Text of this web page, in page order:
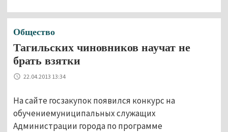
Общество
Тагильских чиновников научат не
брать взятки
22.04.2013 13:34
На сайте госзакупок появился конкурс на
обучениемуниципальных служащих
Администрации города по программе